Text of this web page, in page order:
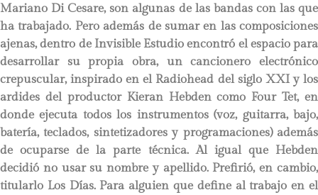
Mariano Di Cesare, son algunas de las bandas con las que
ha trabajado. Pero además de sumar en las composiciones
ajenas, dentro de Invisible Estudio encontró el espacio para
desarrollar su propia obra, un cancionero electrónico
crepuscular, inspirado en el Radiohead del siglo XXI y los
ardides del productor Kieran Hebden como Four Tet, en
donde ejecuta todos los instrumentos (voz, guitarra, bajo,
batería, teclados, sintetizadores y programaciones) además
de ocuparse de la parte técnica. Al igual que Hebden
decidió no usar su nombre y apellido. Prefirió, en cambio,
titularlo Los Días. Para alguien que define al trabajo en el